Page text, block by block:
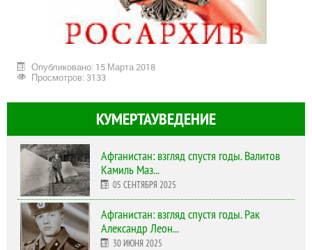
Опубликовано: 15 Марта 2018
Просмотров: 3133
КУМЕРТАУВЕДЕНИЕ
Афганистан: взгляд спустя годы. Валитов
Камиль Маз...
05 СЕНТЯБРЯ 2025
Афганистан: взгляд спустя годы. Рак
Александр Леон...
30 ИЮНЯ 2025